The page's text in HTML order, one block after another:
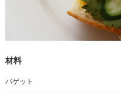
材料
バゲット